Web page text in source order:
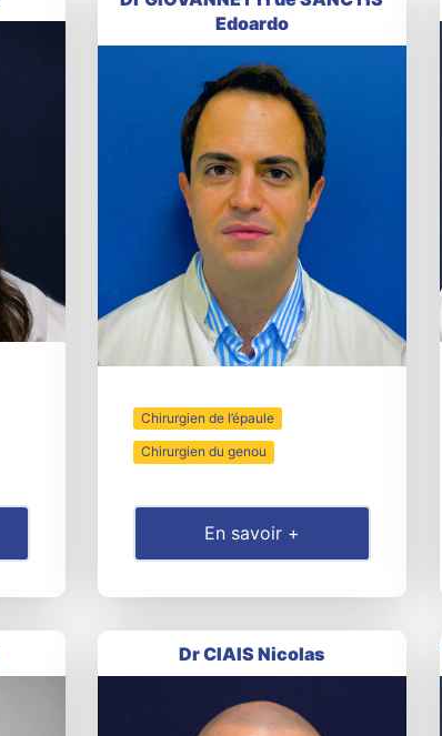
Edoardo
Chirurgien de l’épaule
Chirurgien du genou
En savoir +
Dr CIAIS Nicolas